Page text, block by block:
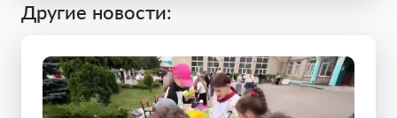
Другие новости: